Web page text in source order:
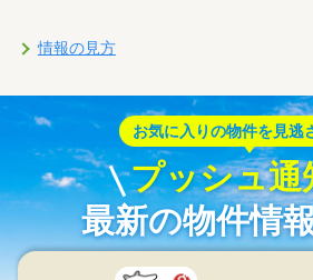
情報の見方
お気に入りの物件を見逃
プッシュ通
最新の物件情